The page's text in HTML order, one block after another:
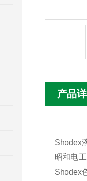
产品
Shodex
昭和电
Shodex